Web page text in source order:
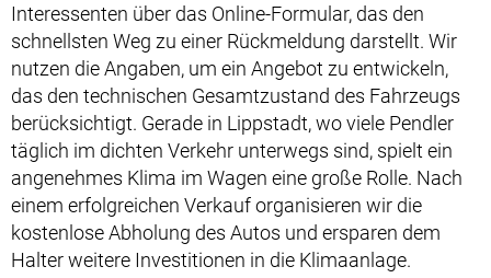
Interessenten über das Online-Formular, das den
schnellsten Weg zu einer Rückmeldung darstellt. Wir
nutzen die Angaben, um ein Angebot zu entwickeln,
das den technischen Gesamtzustand des Fahrzeugs
berücksichtigt. Gerade in Lippstadt, wo viele Pendler
täglich im dichten Verkehr unterwegs sind, spielt ein
angenehmes Klima im Wagen eine große Rolle. Nach
einem erfolgreichen Verkauf organisieren wir die
kostenlose Abholung des Autos und ersparen dem
Halter weitere Investitionen in die Klimaanlage.